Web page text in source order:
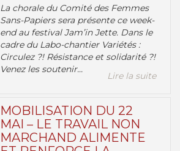
La chorale du Comité des Femmes
Sans-Papiers sera présente ce week-
end au festival Jam’in Jette. Dans le
cadre du Labo-chantier Variétés :
Circulez ?! Résistance et solidarité ?!
Venez les soutenir...
Lire la suite
MOBILISATION DU 22
MAI – LE TRAVAIL NON
MARCHAND ALIMENTE